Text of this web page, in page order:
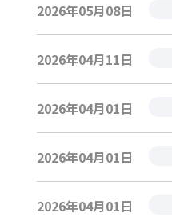
2026年05月08日
2026年04月11日
2026年04月01日
2026年04月01日
2026年04月01日